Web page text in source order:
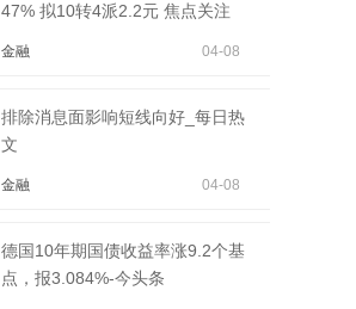
47% 拟10转4派2.2元 焦点关注
金融 04-08
排除消息面影响短线向好_每日热
文
金融 04-08
德国10年期国债收益率涨9.2个基
点，报3.084%-今头条